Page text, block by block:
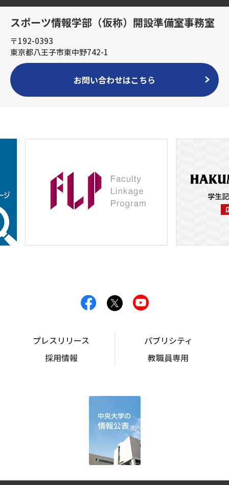
スポーツ情報学部（仮称）開設準備室事務室
〒192-0393
東京都八王子市東中野742-1
お問い合わせはこちら
プレスリリース
パブリシティ
採用情報
教職員専用